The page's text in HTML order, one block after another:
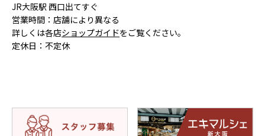
JR大阪駅 西口出てすぐ
営業時間：店舗により異なる
詳しくは各店ショップガイドをご覧ください。
定休日：不定休